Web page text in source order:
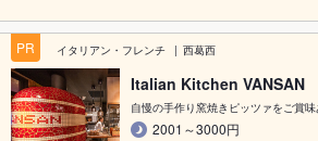
PR イタリアン・フレンチ 西葛西
Italian Kitchen VANSAN
自慢の手作り窯焼きピッツァをご賞
2001～3000円